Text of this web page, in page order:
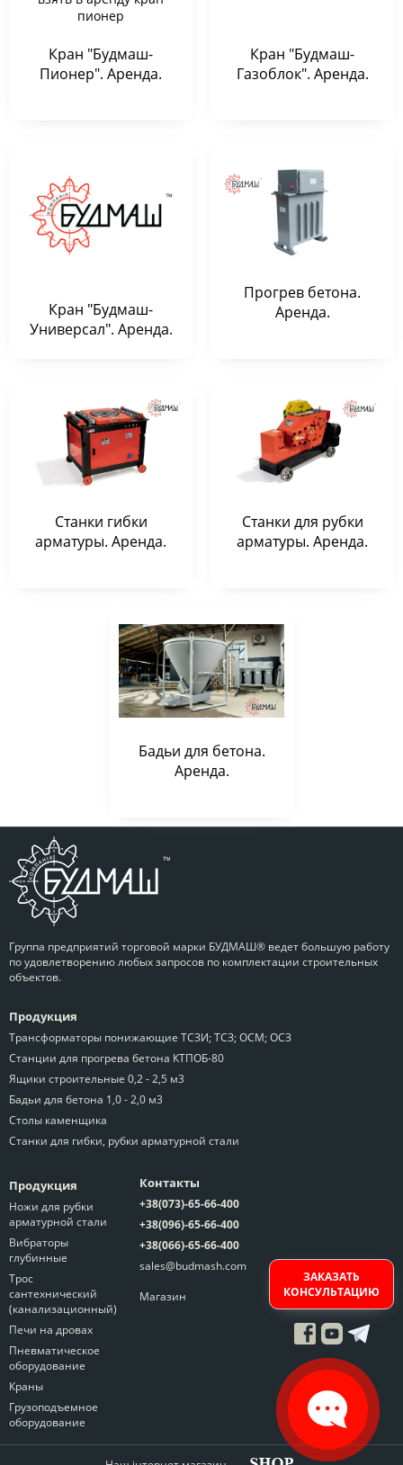
Кран "Будмаш-
Пионер". Аренда.
Кран "Будмаш-
Газоблок". Аренда.
Кран "Будмаш-
Универсал". Аренда.
Прогрев бетона.
Аренда.
Станки гибки
арматуры. Аренда.
Станки для рубки
арматуры. Аренда.
Бадьи для бетона.
Аренда.
Группа предприятий торговой марки БУДМАШ® ведет большую работу
по удовлетворению любых запросов по комплектации строительных
объектов.
Продукция
Трансформаторы понижающие ТСЗИ; ТСЗ; ОСМ; ОСЗ
Станции для прогрева бетона КТПОБ-80
Ящики строительные 0,2 - 2,5 м3
Бадьи для бетона 1,0 - 2,0 м3
Столы каменщика
Станки для гибки, рубки арматурной стали
Продукция
Ножи для рубки
арматурной стали
Вибраторы
глубинные
Трос
сантехнический
(канализационный)
Печи на дровах
Пневматическое
оборудование
Краны
Грузоподъемное
оборудование
Контакты
+38(073)-65-66-400
+38(096)-65-66-400
+38(066)-65-66-400
sales@budmash.com
Магазин
ЗАКАЗАТЬ
КОНСУЛЬТАЦИЮ